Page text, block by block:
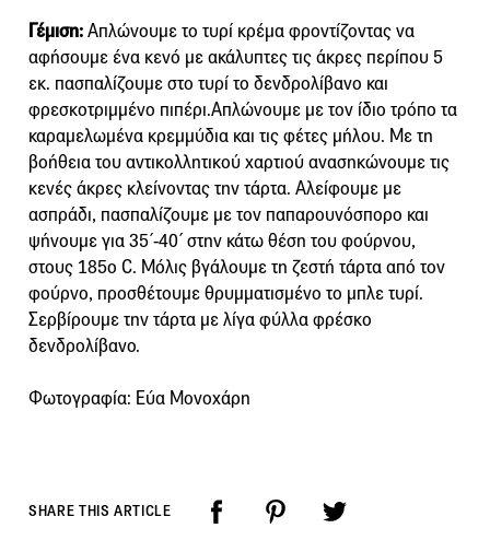
Γέμιση:Απλώνουμε το τυρί κρέμα φροντίζοντας να
αφήσουμε ένα κενό με ακάλυπτες τις άκρες περίπου 5
εκ. πασπαλίζουμε στο τυρί το δενδρολίβανο και
φρεσκοτριμμένο πιπέρι.Απλώνουμε με τον ίδιο τρόπο τα
καραμελωμένα κρεμμύδια και τις φέτες μήλου. Με τη
βοήθεια του αντικολλητικού χαρτιού ανασηκώνουμε τις
κενές άκρες κλείνοντας την τάρτα. Αλείφουμε με
ασπράδι, πασπαλίζουμε με τον παπαρουνόσπορο και
ψήνουμε για 35΄-40΄ στην κάτω θέση του φούρνου,
στους 185ο C. Μόλις βγάλουμε τη ζεστή τάρτα από τον
φούρνο, προσθέτουμε θρυμματισμένο το μπλε τυρί.
Σερβίρουμε την τάρτα με λίγα φύλλα φρέσκο
δενδρολίβανο.
Φωτογραφία: Εύα Μονοχάρη
SHARE THIS ARTICLE